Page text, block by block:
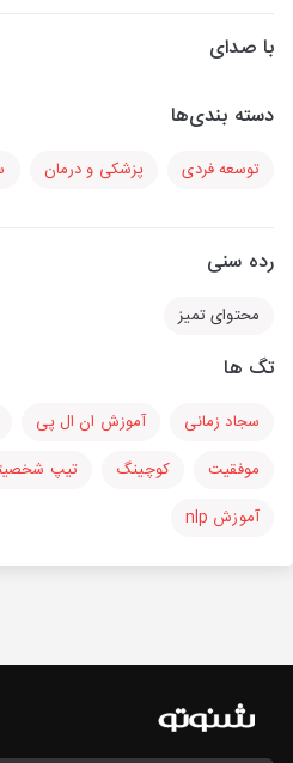
با صدای
دسته بندی‌ها
توسعه فردی پزشکی و درمان
رده سنی
محتوای تمیز
تگ ها
سجاد زمانی آموزش ان ال پی
موفقیت
کوچینگ تیپ
آموزش nlp